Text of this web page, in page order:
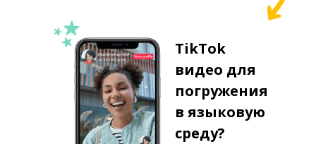
TikTok
видео для
погружения
в языковую
среду?